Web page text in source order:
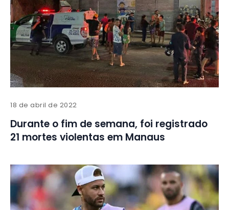
18 de abril de 2022
Durante o fim de semana, foi registrado
21 mortes violentas em Manaus